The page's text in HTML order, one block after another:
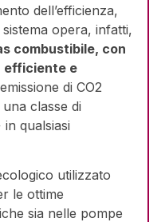
dell’efficienza,
opera, infatti,
combustibile, con
efficiente e
di CO2
classe di
qualsiasi
utilizzato
le ottime
sia nelle pompe